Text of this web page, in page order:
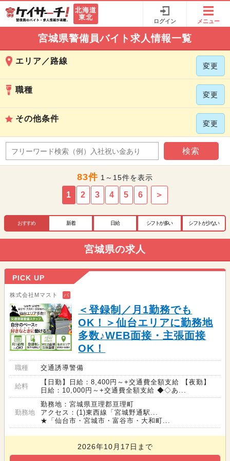
北海道
東北
ログイン メニュー
宮城県警備員バイト求人情報一覧
エリア／路線
変更
職種
変更
その他条件
変更
検索
83件 1～15件を表示
1 2 3 4 5 6 ＞
おすすめ 新着 日給 シフトが多い シフトが少ない
宮城県の求人
PICK UP
株式会社Mマスト バ
＜登録制／月1勤務でも
OK！＞仙台エリアに勤務地
多数♪WEB面接・主張面接
OK！
職種 交通誘導警備
給料
【日勤】日給：8,400円～+交通費全額支給 【夜勤】
日給：10,000円～+交通費全額支給 ◆◇あ...
勤務地
勤務地：宮城県亘理郡亘理町
アクセス：(1)東西線「宮城野通駅...
★「仙台市・宮城市・富谷市・大和町...
2026年10月17日まで